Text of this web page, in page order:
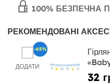
100% БЕЗПЕЧНА
РЕКОМЕНДОВАНІ
ДОДАТИ
32
-65%